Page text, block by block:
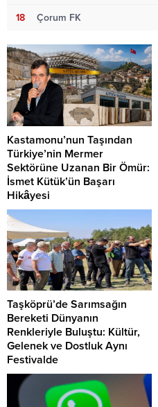
18 Çorum FK
Kastamonu’nun Taşından
Türkiye’nin Mermer
Sektörüne Uzanan Bir Ömür:
İsmet Kütük’ün Başarı
Hikâyesi
Taşköprü’de Sarımsağın
Bereketi Dünyanın
Renkleriyle Buluştu: Kültür,
Gelenek ve Dostluk Aynı
Festivalde